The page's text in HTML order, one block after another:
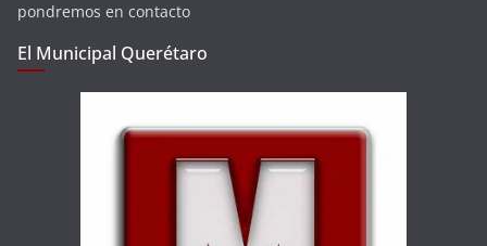
pondremos en contacto
El Municipal Querétaro